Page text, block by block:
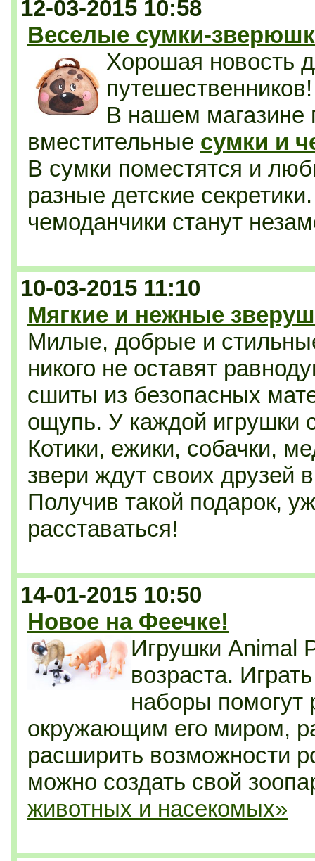
12-03-2015 10:58
Веселые сумки-
Хорошая новость
путешественников!
В нашем магазине
вместительные сумки и
В сумки поместятся и
разные детские
чемоданчики станут
10-03-2015 11:10
Мягкие и нежные
Милые, добрые и
никого не оставят
сшиты из безопасных
ощупь. У каждой игрушки
Котики, ежики, собачки,
звери ждут своих друзей
Получив такой подарок,
расставаться!
14-01-2015 10:50
Новое на Феечке!
Игрушки Animal
возраста.
наборы помогут
окружающим его миром,
расширить возможности
можно создать свой
животных и насекомых»